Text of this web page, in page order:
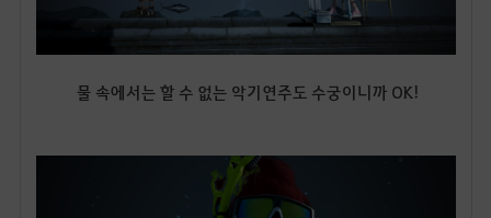
물 속에서는 할 수 없는 악기연주도 수궁이니까 OK!